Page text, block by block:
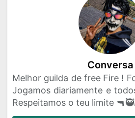
Conversa
Melhor guilda de free Fire !
Jogamos diariamente e
Respeitamos o teu limite